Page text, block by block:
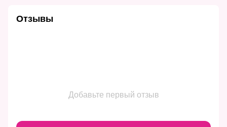
Отзывы
Добавьте первый отзыв